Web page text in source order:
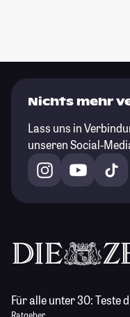
Nichts mehr
Lass uns in
unseren Social-
Für alle unter 30:Teste